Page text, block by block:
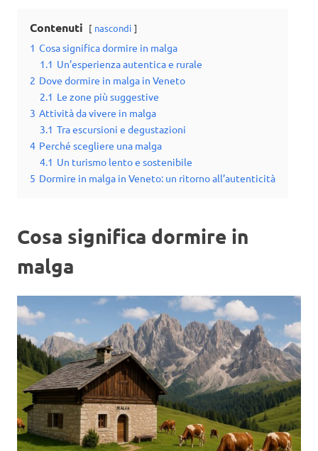
Contenuti nascondi
1 Cosa significa dormire in malga
1.1 Un’esperienza autentica e rurale
2 Dove dormire in malga in Veneto
2.1 Le zone più suggestive
3 Attività da vivere in malga
3.1 Tra escursioni e degustazioni
4 Perché scegliere una malga
4.1 Un turismo lento e sostenibile
5 Dormire in malga in Veneto: un ritorno all’autenticità
Cosa significa dormire in
malga